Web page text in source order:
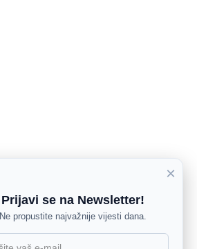
×
Prijavi se na Newsletter!
Ne propustite najvažnije vijesti dana.